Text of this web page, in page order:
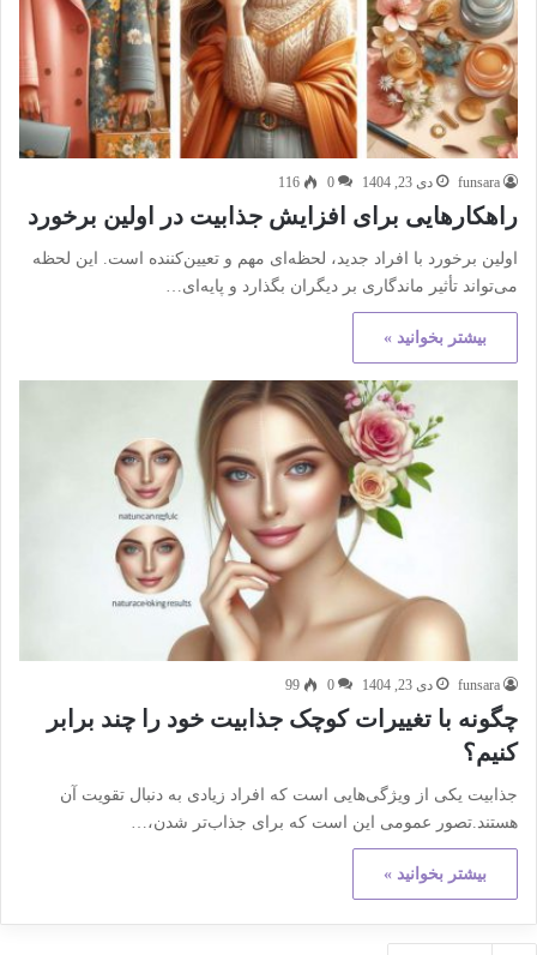
funsara دی 23, 1404 0
116
راهکارهایی برای افزایش جذابیت در اولین برخورد
اولین برخورد با افراد جدید، لحظه‌ای مهم و تعیین‌کننده است. این لحظه
می‌تواند تأثیر ماندگاری بر دیگران بگذارد و پایه‌ای…
بیشتر بخوانید »
funsara دی 23, 1404 0
99
چگونه با تغییرات کوچک جذابیت خود را چند برابر
کنیم؟
جذابیت یکی از ویژگی‌هایی است که افراد زیادی به دنبال تقویت آن
هستند.تصور عمومی این است که برای جذاب‌تر شدن،…
بیشتر بخوانید »